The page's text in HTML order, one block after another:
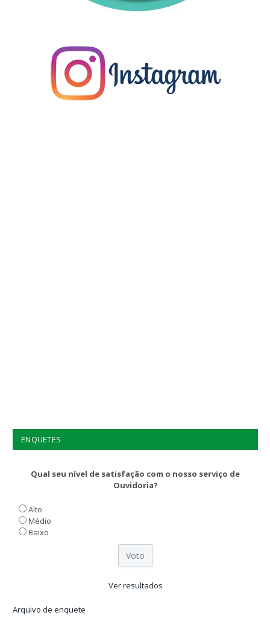
ENQUETES
Qual seu nível de satisfação com o nosso serviço de
Ouvidoria?
Alto
Médio
Baixo
Ver resultados
Arquivo de enquete